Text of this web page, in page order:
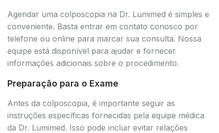
Agendar uma colposcopia na Dr. Lumimed é simples e
conveniente. Basta entrar em contato conosco por
telefone ou online para marcar sua consulta. Nossa
equipe está disponível para ajudar e fornecer
informações adicionais sobre o procedimento.
Preparação para o Exame
Antes da colposcopia, é importante seguir as
instruções específicas fornecidas pela equipe médica
da Dr. Lumimed. Isso pode incluir evitar relações